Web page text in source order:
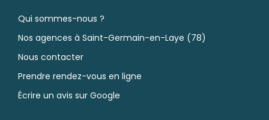
Qui sommes-nous ?
Nos agences à Saint-Germain-en-Laye (78)
Nous contacter
Prendre rendez-vous en ligne
Écrire un avis sur Google